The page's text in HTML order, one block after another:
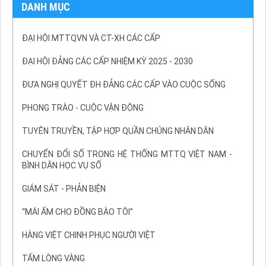
DANH MỤC
ĐẠI HỘI MTTQVN VÀ CT-XH CÁC CẤP
ĐẠI HỘI ĐẢNG CÁC CẤP NHIỆM KỲ 2025 - 2030
ĐƯA NGHỊ QUYẾT ĐH ĐẢNG CÁC CẤP VÀO CUỘC SỐNG
PHONG TRÀO - CUỘC VẬN ĐỘNG
TUYÊN TRUYỀN, TẬP HỢP QUẦN CHÚNG NHÂN DÂN
CHUYỂN ĐỔI SỐ TRONG HỆ THỐNG MTTQ VIỆT NAM -
BÌNH DÂN HỌC VỤ SỐ
GIÁM SÁT - PHẢN BIỆN
“MÁI ẤM CHO ĐỒNG BÀO TÔI”
HÀNG VIỆT CHINH PHỤC NGƯỜI VIỆT
TẤM LÒNG VÀNG